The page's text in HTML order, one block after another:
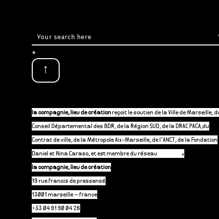
.
↑
la compagnie, lieu de créationreçoit le soutien de la Ville de Marseille,
Conseil Départemental des BDR, de la Région SUD, de la DRAC PACA,du
Contrat de ville, de la Métropole Aix-Marseille, de l’ANCT, de la Fondation
Daniel et Nina Caraso, et est membre du réseau .
la compagnie, lieu de création
19 rue francis de pressensé
13001 marseille – france
+33 04 91 90 04 26